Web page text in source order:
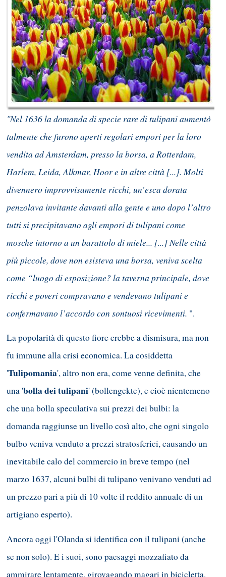
"Nel 1636 la domanda di specie rare di tulipani aumentò
talmente che furono aperti regolari empori per la loro
vendita ad Amsterdam, presso la borsa, a Rotterdam,
Harlem, Leida, Alkmar, Hoor e in altre città [...]. Molti
divennero improvvisamente ricchi, un’esca dorata
penzolava invitante davanti alla gente e uno dopo l’altro
tutti si precipitavano agli empori di tulipani come
mosche intorno a un barattolo di miele... [...] Nelle città
più piccole, dove non esisteva una borsa, veniva scelta
come “luogo di esposizione? la taverna principale, dove
ricchi e poveri compravano e vendevano tulipani e
confermavano l’accordo con sontuosi ricevimenti. ".
La popolarità di questo fiore crebbe a dismisura, ma non
fu immune alla crisi economica. La cosiddetta
'Tulipomania', altro non era, come venne definita, che
una 'bolla dei tulipani' (bollengekte), e cioè nientemeno
che una bolla speculativa sui prezzi dei bulbi: la
domanda raggiunse un livello così alto, che ogni singolo
bulbo veniva venduto a prezzi stratosferici, causando un
inevitabile calo del commercio in breve tempo (nel
marzo 1637, alcuni bulbi di tulipano venivano venduti ad
un prezzo pari a più di 10 volte il reddito annuale di un
artigiano esperto).
Ancora oggi l'Olanda si identifica con il tulipani (anche
se non solo). E i suoi, sono paesaggi mozzafiato da
ammirare lentamente, girovagando magari in bicicletta.